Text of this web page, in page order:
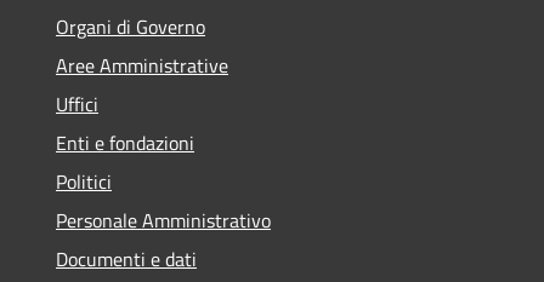
Organi di Governo
Aree Amministrative
Uffici
Enti e fondazioni
Politici
Personale Amministrativo
Documenti e dati